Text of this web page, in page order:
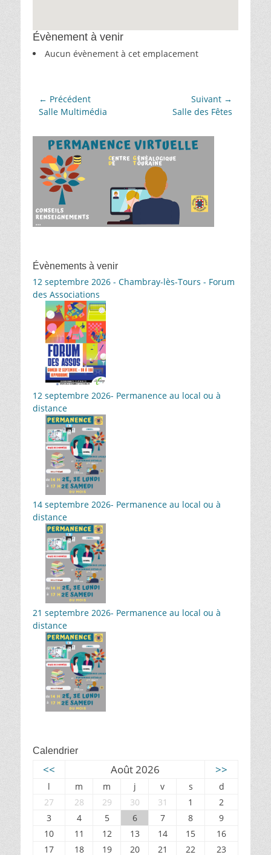
Évènement à venir
Aucun évènement à cet emplacement
Navigation
de
← Précédent
Article
Salle Multimédia
Suivant →
Salle des Fêtes
Évènements à venir
12 septembre 2026 - Chambray-lès-Tours - Forum
des Associations
12 septembre 2026- Permanence au local ou à
distance
14 septembre 2026- Permanence au local ou à
distance
21 septembre 2026- Permanence au local ou à
distance
Calendrier
<< Août 2026 >>
l m m j v s
d
27
28 29 30 31 1
2
3
4 5 6 7 8
9
10
11 12 13 14 15
16
17
18 19 20 21 22 23